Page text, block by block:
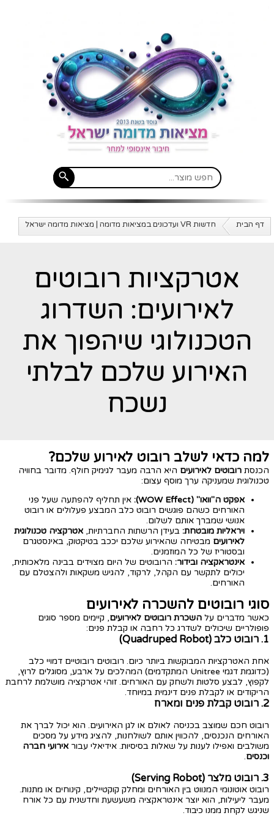
דף הבית חדשות VR ועדכונים במציאות מדומה | מציאות מדומה ישראל
אטרקציות רובוטים
לאירועים: השדרוג
הטכנולוגי שיהפוך את
האירוע שלכם לבלתי
נשכח
למה כדאי לשלב רובוט לאירוע שלכם?
הכנסת רובוטים לאירועים היא הרבה מעבר לגימיק חולף. מדובר בחוויה
טכנולוגית שמעניקה ערך מוסף עצום:
אפקט ה"וואו" (WOW Effect):
אין תחליף להפתעה שעל פני
האורחים כשהם פוגשים רובוט כלב המבצע פעלולים או רובוט
אנושי שמברך אותם לשלום.
ויראליות מובטחת: בעידן הרשתות החברתיות, אטרקציה טכנולוגית
לאירועים מבטיחה שהאירוע שלכם יככב בטיקטוק, באינסטגרם
ובסטוריז של כל המוזמנים.
אינטראקציה ובידור: הרובוטים של היום מצוידים בבינה מלאכותית,
יכולים לתקשר עם הקהל, לרקוד, להגיש משקאות ולהצטלם עם
האורחים.
סוגי רובוטים להשכרה לאירועים
כאשר מדברים על השכרת רובוטים לאירועים, קיימים מספר סוגים
פופולריים שיכולים לשדרג כל רחבה או קבלת פנים:
1. רובוט כלב (Quadruped Robot)
אחת האטרקציות המבוקשות ביותר כיום. רובוטים רובוטיים דמויי כלב
(כדוגמת דגמי Unitree המתקדמים) המהלכים על ארבע, מסוגלים לרוץ,
לקפוץ, לבצע סלטות ולשחק עם האורחים. זוהי אטרקציה מושלמת לרחבת
הריקודים או לקבלת פנים דינמית במיוחד.
2. רובוט קבלת פנים ומארח
רובוט חכם שמוצב בכניסה לאולם או לגן האירועים. הוא יכול לברך את
האורחים הנכנסים, להכווין אותם לשולחנות, להציג מידע על מסכים
משולבים ואפילו לענות על שאלות בסיסיות. אידיאלי עבור אירועי חברה
וכנסים.
3. רובוט מלצר (Serving Robot)
רובוט אוטונומי המנווט בין האורחים ומחלק קוקטיילים, קינוחים או מתנות.
מעבר ליעילות, הוא יוצר אינטראקציה משעשעת וחדשנית עם כל אורח
שניגש לקחת ממנו כיבוד.